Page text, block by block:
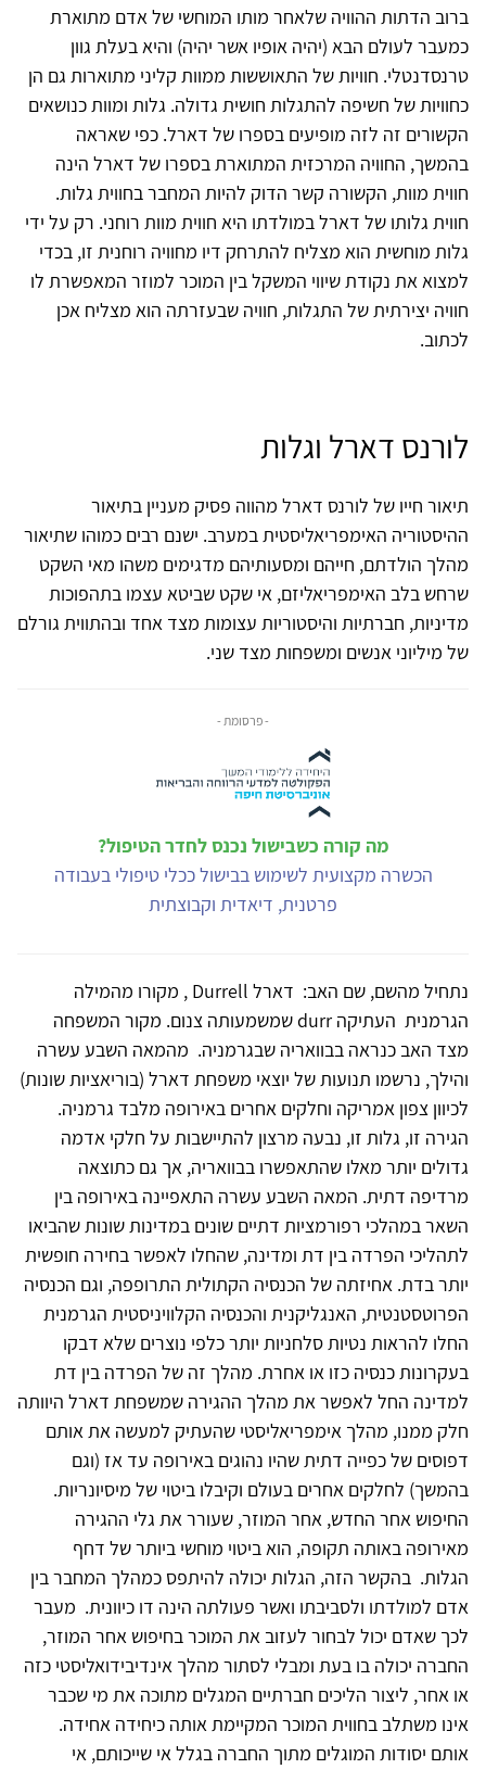
ברוב הדתות ההוויה שלאחר מותו המוחשי של אדם מתוארת
כמעבר לעולם הבא (יהיה אופיו אשר יהיה) והיא בעלת גוון
טרנסדנטלי. חוויות של התאוששות ממוות קליני מתוארות גם הן
כחוויות של חשיפה להתגלות חושית גדולה. גלות ומוות כנושאים
הקשורים זה לזה מופיעים בספרו של דארל. כפי שאראה
בהמשך, החוויה המרכזית המתוארת בספרו של דארל הינה
חווית מוות, הקשורה קשר הדוק להיות המחבר בחווית גלות.
חווית גלותו של דארל במולדתו היא חווית מוות רוחני. רק על ידי
גלות מוחשית הוא מצליח להתרחק דיו מחוויה רוחנית זו, בכדי
למצוא את נקודת שיווי המשקל בין המוכר למוזר המאפשרת לו
חוויה יצירתית של התגלות, חוויה שבעזרתה הוא מצליח אכן
לכתוב.
לורנס דארל וגלות
תיאור חייו של לורנס דארל מהווה פסיק מעניין בתיאור
ההיסטוריה האימפריאליסטית במערב. ישנם רבים כמוהו שתיאור
מהלך הולדתם, חייהם ומסעותיהם מדגימים משהו מאי השקט
שרחש בלב האימפריאליזם, אי שקט שביטא עצמו בתהפוכות
מדיניות, חברתיות והיסטוריות עצומות מצד אחד ובהתווית גורלם
של מיליוני אנשים ומשפחות מצד שני.
- פרסומת -
מה קורה כשבישול נכנס לחדר הטיפול?
הכשרה מקצועית לשימוש בבישול ככלי טיפולי בעבודה
פרטנית, דיאדית וקבוצתית
נתחיל מהשם, שם האב: דארל Durrell , מקורו מהמילה
הגרמנית העתיקה durr שמשמעותה צנום. מקור המשפחה
מצד האב כנראה בבוואריה שבגרמניה. מהמאה השבע עשרה
והילך, נרשמו תנועות של יוצאי משפחת דארל (בוריאציות שונות)
לכיוון צפון אמריקה וחלקים אחרים באירופה מלבד גרמניה.
הגירה זו, גלות זו, נבעה מרצון להתיישבות על חלקי אדמה
גדולים יותר מאלו שהתאפשרו בבוואריה, אך גם כתוצאה
מרדיפה דתית. המאה השבע עשרה התאפיינה באירופה בין
השאר במהלכי רפורמציות דתיים שונים במדינות שונות שהביאו
לתהליכי הפרדה בין דת ומדינה, שהחלו לאפשר בחירה חופשית
יותר בדת. אחיזתה של הכנסיה הקתולית התרופפה, וגם הכנסיה
הפרוטסטנטית, האנגליקנית והכנסיה הקלוויניסטית הגרמנית
החלו להראות נטיות סלחניות יותר כלפי נוצרים שלא דבקו
בעקרונות כנסיה כזו או אחרת. מהלך זה של הפרדה בין דת
למדינה החל לאפשר את מהלך ההגירה שמשפחת דארל היוותה
חלק ממנו, מהלך אימפריאליסטי שהעתיק למעשה את אותם
דפוסים של כפייה דתית שהיו נהוגים באירופה עד אז (וגם
בהמשך) לחלקים אחרים בעולם וקיבלו ביטוי של מיסיונריות.
החיפוש אחר החדש, אחר המוזר, שעורר את גלי ההגירה
מאירופה באותה תקופה, הוא ביטוי מוחשי ביותר של דחף
הגלות. בהקשר הזה, הגלות יכולה להיתפס כמהלך המחבר בין
אדם למולדתו ולסביבתו ואשר פעולתה הינה דו כיוונית. מעבר
לכך שאדם יכול לבחור לעזוב את המוכר בחיפוש אחר המוזר,
החברה יכולה בו בעת ומבלי לסתור מהלך אינדיבידואליסטי כזה
או אחר, ליצור הליכים חברתיים המגלים מתוכה את מי שכבר
אינו משתלב בחווית המוכר המקיימת אותה כיחידה אחידה.
אותם יסודות המוגלים מתוך החברה בגלל אי שייכותם, אי